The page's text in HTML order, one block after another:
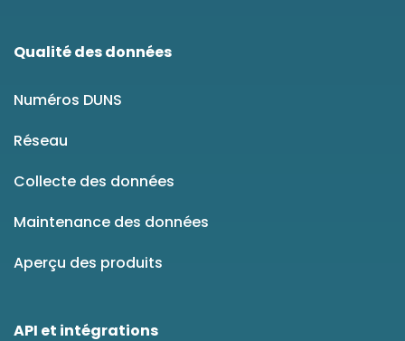
Qualité des données
Numéros DUNS
Réseau
Collecte des données
Maintenance des données
Aperçu des produits
API et intégrations